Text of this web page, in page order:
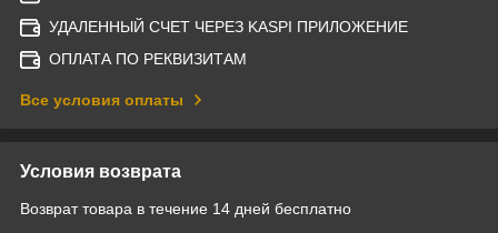
УДАЛЕННЫЙ СЧЕТ ЧЕРЕЗ KASPI ПРИЛОЖЕНИЕ
ОПЛАТА ПО РЕКВИЗИТАМ
Все условия оплаты
Условия возврата
Возврат товара в течение 14 дней бесплатно